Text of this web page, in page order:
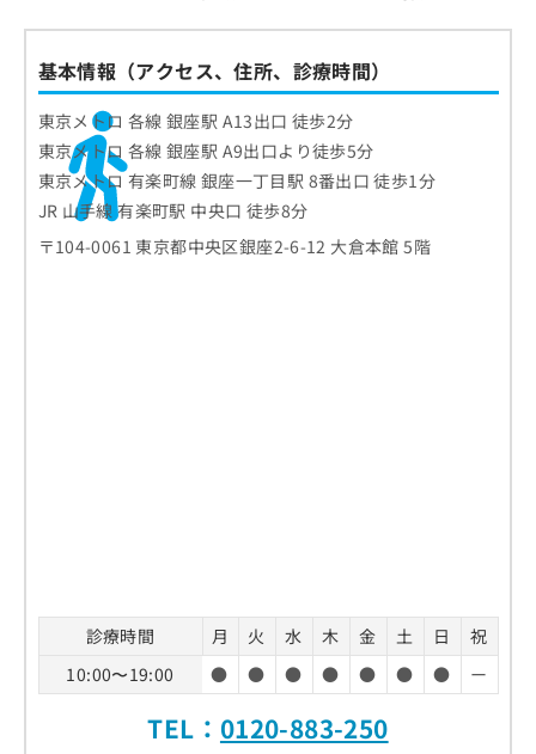
基本情報（アクセス、住所、診療時間）
東京メトロ 各線 銀座駅 A13出口 徒歩2分
東京メトロ 各線 銀座駅 A9出口より徒歩5分
東京メトロ 有楽町線 銀座一丁目駅 8番出口 徒歩1分
JR 山手線 有楽町駅 中央口 徒歩8分
〒104-0061 東京都中央区銀座2-6-12 大倉本館 5階
診療時間 月 火 水 木 金 土 日
祝
10:00〜19:00
● ● ● ● ● ● ● ー
TEL： 0120-883-250